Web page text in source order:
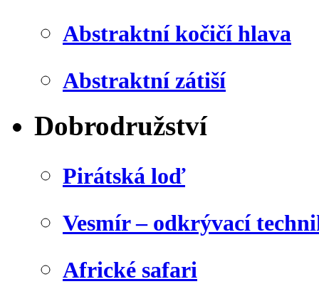
Abstraktní kočičí hlava
Abstraktní zátiší
Dobrodružství
Pirátská loď
Vesmír – odkrývací
Africké safari